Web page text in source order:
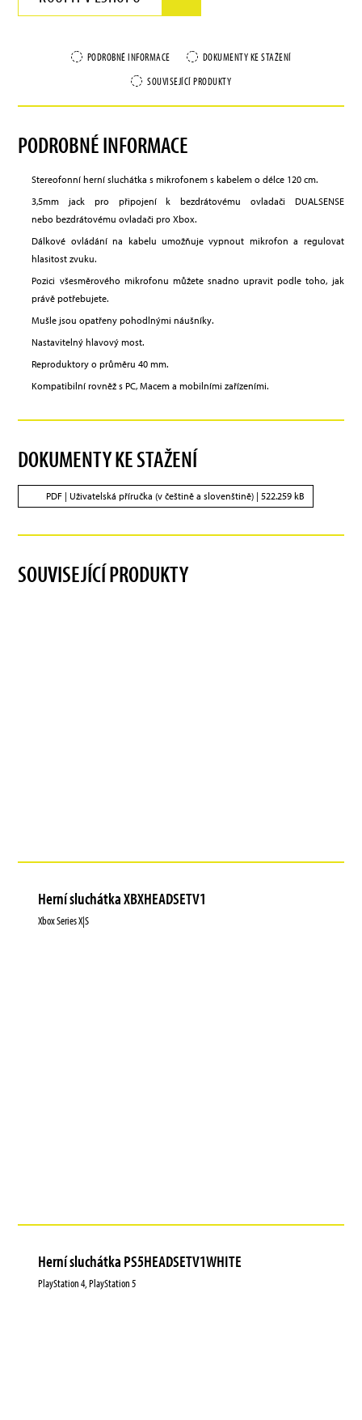
PODROBNÉ INFORMACE
DOKUMENTY KE STAŽENÍ
SOUVISEJÍCÍ PRODUKTY
PODROBNÉ INFORMACE
Stereofonní herní sluchátka s mikrofonem s kabelem o délce 120 cm.
3,5mm jack pro připojení k bezdrátovému ovladači DUALSENSE
nebo bezdrátovému ovladači pro Xbox.
Dálkové ovládání na kabelu umožňuje vypnout mikrofon a regulovat
hlasitost zvuku.
Pozici všesměrového mikrofonu můžete snadno upravit podle toho, jak
právě potřebujete.
Mušle jsou opatřeny pohodlnými náušníky.
Nastavitelný hlavový most.
Reproduktory o průměru 40 mm.
Kompatibilní rovněž s PC, Macem a mobilními zařízeními.
DOKUMENTY KE STAŽENÍ
PDF |Uživatelská příručka (v češtině a slovenštině) | 522.259 kB
SOUVISEJÍCÍ PRODUKTY
Herní sluchátka XBXHEADSETV1
Xbox Series X|S
Herní sluchátka PS5HEADSETV1WHITE
PlayStation 4, PlayStation 5